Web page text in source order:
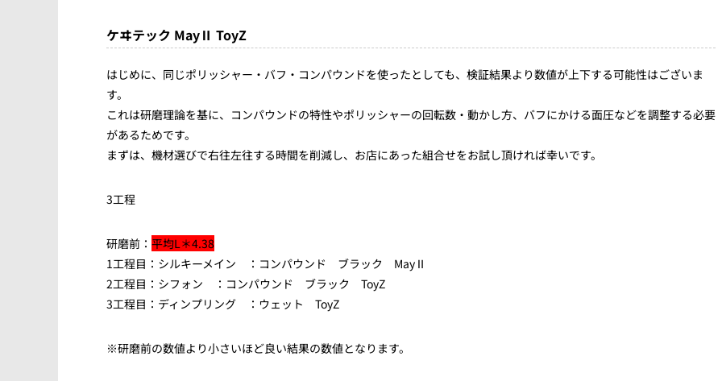
ケヰテック MayⅡ ToyZ
はじめに、同じポリッシャー・バフ・コンパウンドを使ったとしても、検証結果より数値が上下する可能性はございま
す。
これは研磨理論を基に、コンパウンドの特性やポリッシャーの回転数・動かし方、バフにかける面圧などを調整する必要
があるためです。
まずは、機材選びで右往左往する時間を削減し、お店にあった組合せをお試し頂ければ幸いです。
3工程
研磨前： 平均L＊4.38
1工程目：シルキーメイン ：コンパウンド ブラック MayⅡ
2工程目：シフォン ：コンパウンド ブラック ToyZ
3工程目：ディンプリング ：ウェット ToyZ
※研磨前の数値より小さいほど良い結果の数値となります。